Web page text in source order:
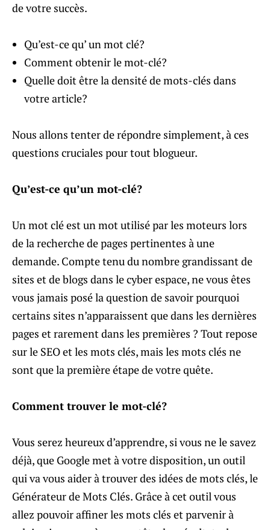
de votre succès.
Qu’est-ce qu’ un mot clé?
Comment obtenir le mot-clé?
Quelle doit être la densité de mots-clés dans
votre article?
Nous allons tenter de répondre simplement, à ces
questions cruciales pour tout blogueur.
Qu’est-ce qu’un mot-clé?
Un mot clé est un mot utilisé par les moteurs lors
de la recherche de pages pertinentes à une
demande. Compte tenu du nombre grandissant de
sites et de blogs dans le cyber espace, ne vous êtes
vous jamais posé la question de savoir pourquoi
certains sites n’apparaissent que dans les dernières
pages et rarement dans les premières ? Tout repose
sur le SEO et les mots clés, mais les mots clés ne
sont que la première étape de votre quête.
Comment trouver le mot-clé?
Vous serez heureux d’apprendre, si vous ne le savez
déjà, que Google met à votre disposition, un outil
qui va vous aider à trouver des idées de mots clés, le
Générateur de Mots Clés. Grâce à cet outil vous
allez pouvoir affiner les mots clés et parvenir à